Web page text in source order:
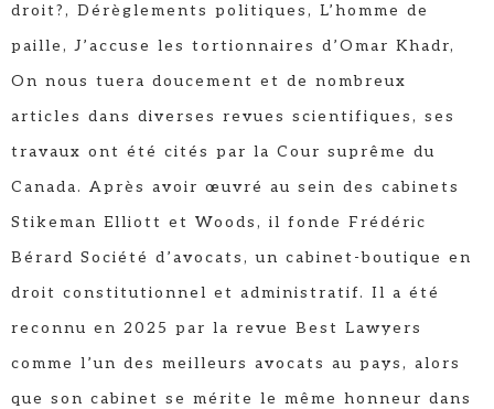
droit?, Dérèglements politiques, L’homme de
paille, J’accuse les tortionnaires d’Omar Khadr,
On nous tuera doucement et de nombreux
articles dans diverses revues scientifiques, ses
travaux ont été cités par la Cour suprême du
Canada. Après avoir œuvré au sein des cabinets
Stikeman Elliott et Woods, il fonde Frédéric
Bérard Société d’avocats, un cabinet-boutique en
droit constitutionnel et administratif. Il a été
reconnu en 2025 par la revue Best Lawyers
comme l’un des meilleurs avocats au pays, alors
que son cabinet se mérite le même honneur dans